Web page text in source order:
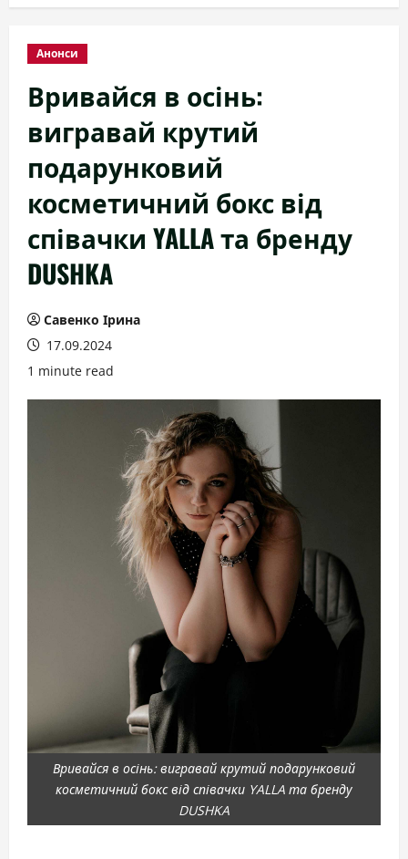
Анонси
Вривайся в осінь:
вигравай крутий
подарунковий
косметичний бокс від
співачки YALLA та бренду
DUSHKA
Савенко Ірина
17.09.2024
1 minute read
Вривайся в осінь: вигравай крутий подарунковий
косметичний бокс від співачки YALLA та бренду
DUSHKA